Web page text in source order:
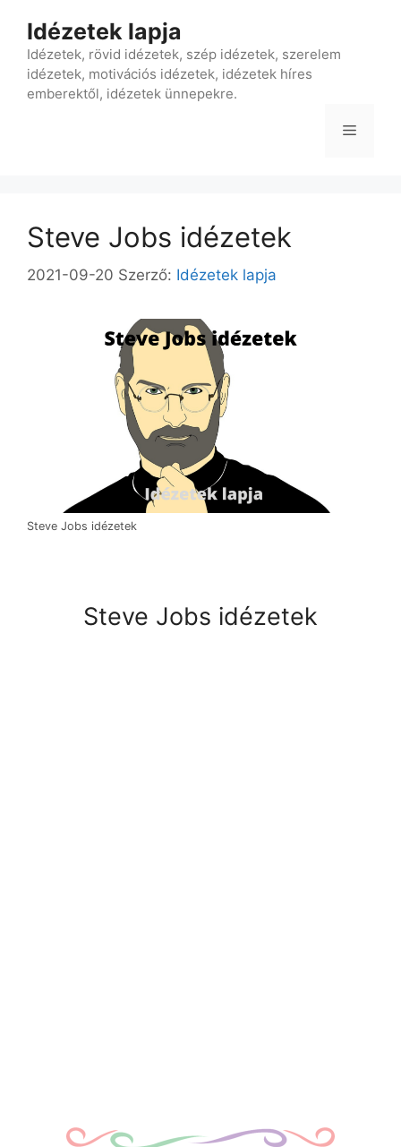
tartalomba
Idézetek lapja
Idézetek, rövid idézetek, szép idézetek, szerelem
idézetek, motivációs idézetek, idézetek híres
emberektől, idézetek ünnepekre.
Menü
Steve Jobs idézetek
2021-09-20 Szerző: Idézetek lapja
Steve Jobs idézetek
Steve Jobs idézetek